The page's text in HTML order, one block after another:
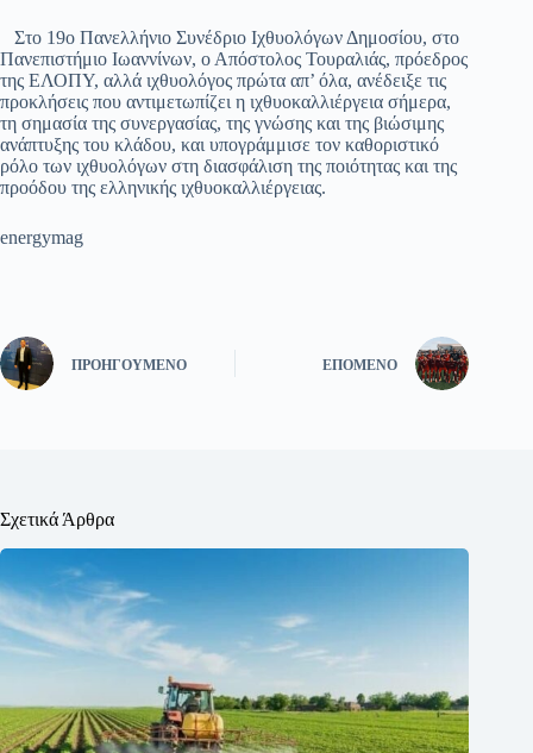
Στο 19ο Πανελλήνιο Συνέδριο Ιχθυολόγων Δημοσίου, στο
Πανεπιστήμιο Ιωαννίνων, ο Απόστολος Τουραλιάς, πρόεδρος
της ΕΛΟΠΥ, αλλά ιχθυολόγος πρώτα απ’ όλα, ανέδειξε τις
προκλήσεις που αντιμετωπίζει η ιχθυοκαλλιέργεια σήμερα,
τη σημασία της συνεργασίας, της γνώσης και της βιώσιμης
ανάπτυξης του κλάδου, και υπογράμμισε τον καθοριστικό
ρόλο των ιχθυολόγων στη διασφάλιση της ποιότητας και της
προόδου της ελληνικής ιχθυοκαλλιέργειας.
energymag
ΠΡΟΗΓΟΎΜΕΝΟ ΕΠΌΜΕΝΟ
Σχετικά Άρθρα